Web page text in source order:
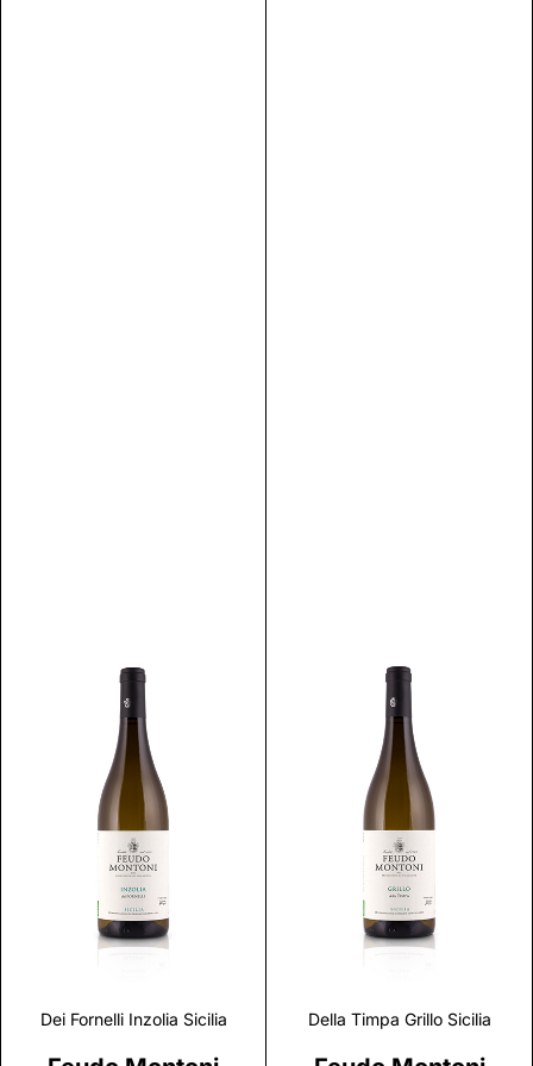
Dei Fornelli Inzolia Sicilia
Discover
Della Timpa Grillo Sicilia
Discover